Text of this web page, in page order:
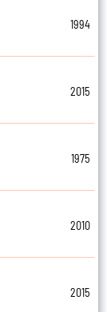
1994
2015
1975
2010
2015